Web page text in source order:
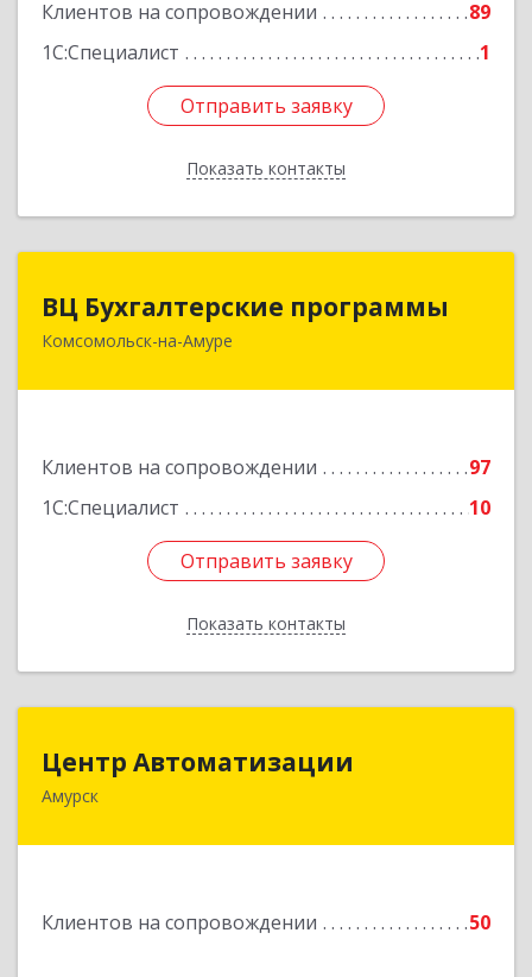
Клиентов на сопровождении
89
1С:Специалист
1
Отправить заявку
Показать контакты
Подробнее
Отправить заявку
Назад
ВЦ Бухгалтерские программы
Комсомольск-на-Амуре
Клиентов на сопровождении
97
1С:Специалист
10
Отправить заявку
Показать контакты
681000, Хабаровский край, Комсомольск-на-
Отправить заявку
Назад
Центр Автоматизации
Амурск
Клиентов на сопровождении 50
682640, Хабаровский край, Амурск г, Мира пр-